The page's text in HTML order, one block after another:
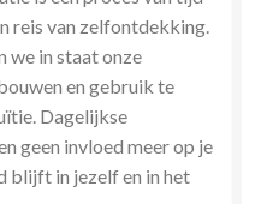
reis van zelfontdekking.
we in staat onze
en gebruik te
Dagelijkse
geen invloed meer op je
blijft in jezelf en in het